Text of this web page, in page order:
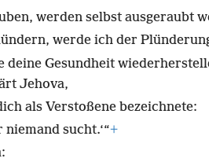
werden selbst ausgeraubt
werde ich der
deine Gesundheit
Jehova,
als Verstoßene bezeichnete:
niemand sucht.‘“+